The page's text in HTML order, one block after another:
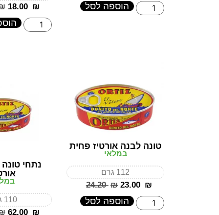
הוספה לסל ‎18.00 ₪
טונה לבנה אורטיז פחית
במלאי
112 גרם
‎24.20 ₪ ‎23.00 ₪
הוספה לסל
נתחי
110 גרם
‎62.00 ₪